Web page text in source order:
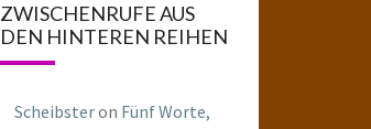
ZWISCHENRUFE AUS
DEN HINTEREN REIHEN
Scheibsteron Fünf Worte,